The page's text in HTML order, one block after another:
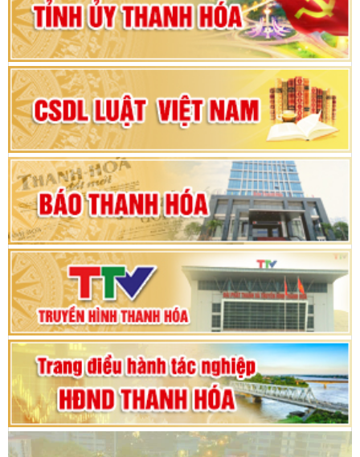
2025 - 2030
Đại hội đại biểu Đảng bộ xã Yên Thọ lần thứ I,
nhiệm kỳ 2025 – 2030
Đại hội Đảng bộ xã Yên Ninh lần thứ nhất,
nhiệm kỳ 2025 - 2030
Khai mạc Kỳ họp bất thường lần thứ 9, Quốc
hội khóa XV
Phiên thảo luận Kỳ họp thứ 24, HĐND tỉnh
Thanh Hóa khóa XVIII, nhiệm kỳ 2021 - 2026
Bế mạc Kỳ họp thứ hai bốn, Hội đồng nhân dân
tỉnh khoá XVIII